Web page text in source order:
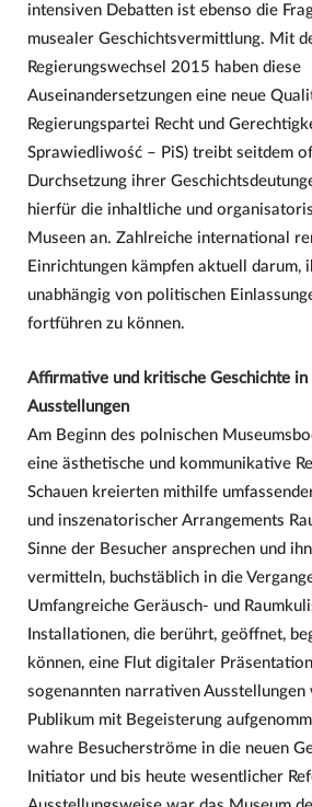
intensiven Debatten ist ebenso die
musealer Geschichtsvermittlung. Mit
Regierungswechsel 2015 haben diese
Auseinandersetzungen eine neue
Regierungspartei Recht und
Sprawiedliwość – PiS) treibt seitdem
Durchsetzung ihrer
hierfür die inhaltliche und
Museen an. Zahlreiche international
Einrichtungen kämpfen aktuell darum,
unabhängig von politischen
fortführen zu können.
Affirmative und kritische Geschichte
Ausstellungen
Am Beginn des polnischen
eine ästhetische und kommunikative
Schauen kreierten mithilfe
und inszenatorischer Arrangements
Sinne der Besucher ansprechen und
vermitteln, buchstäblich in die
Umfangreiche Geräusch- und
Installationen, die berührt, geöffnet,
können, eine Flut digitaler
sogenannten narrativen Ausstellungen
Publikum mit Begeisterung
wahre Besucherströme in die neuen
Initiator und bis heute wesentlicher